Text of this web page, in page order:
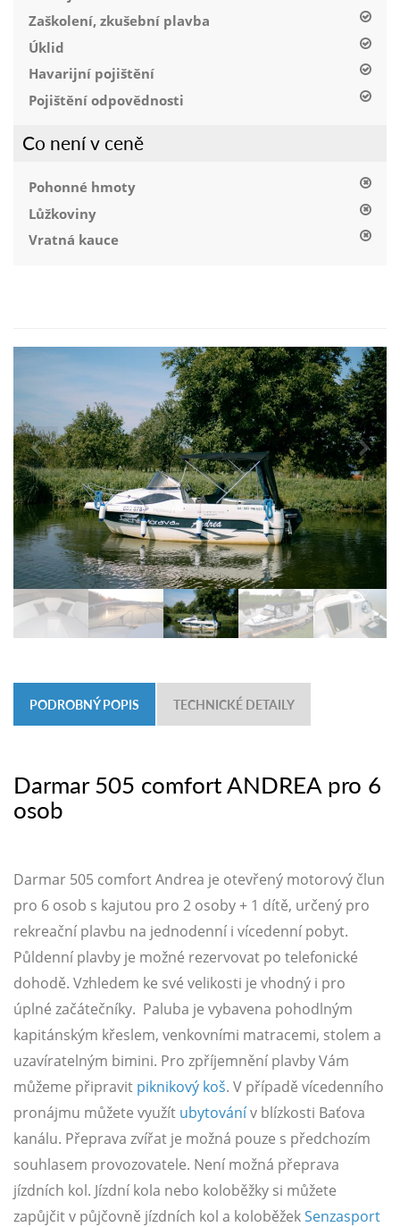
Zaškolení, zkušební plavba
Úklid
Havarijní pojištění
Pojištění odpovědnosti
Co není v ceně
Pohonné hmoty
Lůžkoviny
Vratná kauce
PODROBNÝ POPIS TECHNICKÉ DETAILY
Darmar 505 comfort ANDREA pro 6
osob
Darmar 505 comfort Andrea je otevřený motorový člun
pro 6 osob s kajutou pro 2 osoby + 1 dítě, určený pro
rekreační plavbu na jednodenní i vícedenní pobyt.
Půldenní plavby je možné rezervovat po telefonické
dohodě. Vzhledem ke své velikosti je vhodný i pro
úplné začátečníky. Paluba je vybavena pohodlným
kapitánským křeslem, venkovními matracemi, stolem a
uzavíratelným bimini. Pro zpříjemnění plavby Vám
můžeme připravit piknikový koš. V případě vícedenního
pronájmu můžete využít ubytovánív blízkosti Baťova
kanálu. Přeprava zvířat je možná pouze s předchozím
souhlasem provozovatele. Není možná přeprava
jízdních kol. Jízdní kola nebo koloběžky si můžete
zapůjčit v půjčovně jízdních kol a koloběžekSenzasport